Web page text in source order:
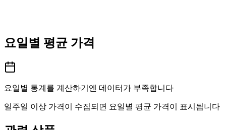
요일별 평균 가격
요일별 통계를 계산하기엔 데이터가 부족합니다
일주일 이상 가격이 수집되면 요일별 평균 가격이 표시됩니다